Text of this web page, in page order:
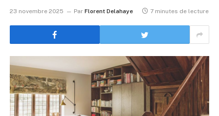
23 novembre 2025 Par Florent Delahaye 7 minutes de lecture